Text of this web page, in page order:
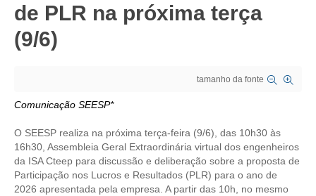
GALERIA EX-PRESIDENTES
ORGANOGRAMA
COMPOSIÇÃO
CONSELHOS ASSESSORES
de PLR na próxima terça
(9/6)
tamanho da fonte
Comunicação SEESP*
O SEESP realiza na próxima terça-feira (9/6), das 10h30 às
16h30, Assembleia Geral Extraordinária virtual dos engenheiros
da ISA Cteep para discussão e deliberação sobre a proposta de
Participação nos Lucros e Resultados (PLR) para o ano de
2026 apresentada pela empresa. A partir das 10h, no mesmo